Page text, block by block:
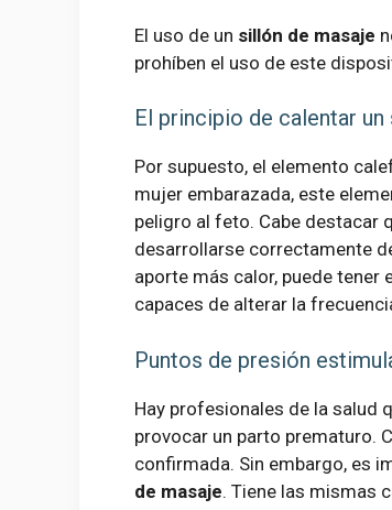
El uso de un sillón de masaje
prohíben el uso de este
El principio de calentar un
Por supuesto, el elemento
mujer embarazada, este
peligro al feto. Cabe destacar
desarrollarse correctamente
aporte más calor, puede
capaces de alterar la
Puntos de presión
Hay profesionales de la salud
provocar un parto prematuro.
confirmada. Sin embargo, es
de masaje. Tiene las mismas